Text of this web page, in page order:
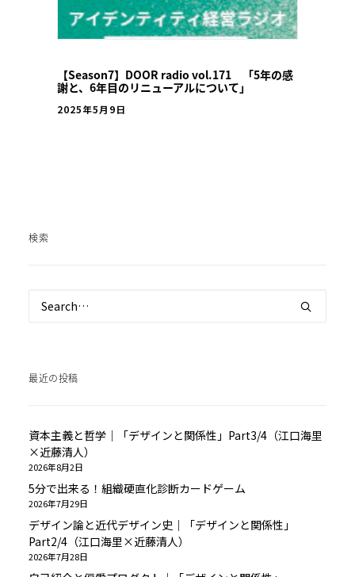
【Season7】DOOR radio vol.171 「5年の感
謝と、6年目のリニューアルについて」
2025年5月9日
検索
最近の投稿
資本主義と哲学｜「デザインと関係性」Part3/4（江口海里
×近藤清人）
2026年8月2日
5分で出来る！組織硬直化診断カードゲーム
2026年7月29日
デザイン論と近代デザイン史｜「デザインと関係性」
Part2/4（江口海里×近藤清人）
2026年7月28日